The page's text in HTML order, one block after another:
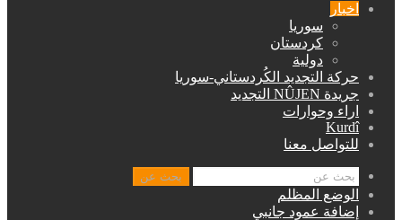
اخبار
سوريا
كردستان
دولية
حركة التجديد الكُردستاني-سوريا
جريدة NÛJEN التجديد
اراء وحوارات
Kurdî
للتواصل معنا
بحث عن
الوضع المظلم
إضافة عمود جانبي